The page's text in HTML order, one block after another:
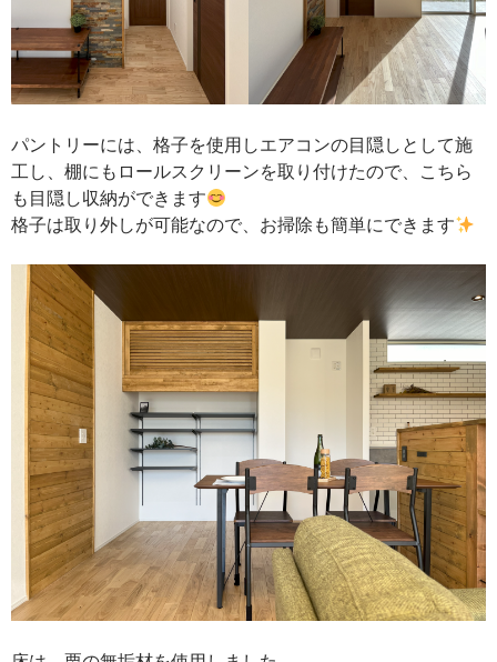
パントリーには、格子を使用しエアコンの目隠しとして施
工し、棚にもロールスクリーンを取り付けたので、こちら
も目隠し収納ができます
格子は取り外しが可能なので、お掃除も簡単にできます